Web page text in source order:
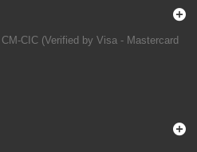
CIC (Verified by Visa - Mastercard